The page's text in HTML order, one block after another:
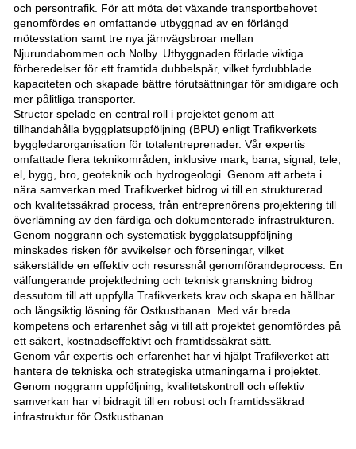
och persontrafik. För att möta det växande transportbehovet
genomfördes en omfattande utbyggnad av en förlängd
mötesstation samt tre nya järnvägsbroar mellan
Njurundabommen och Nolby. Utbyggnaden förlade viktiga
förberedelser för ett framtida dubbelspår, vilket fyrdubblade
kapaciteten och skapade bättre förutsättningar för smidigare och
mer pålitliga transporter.
Structor spelade en central roll i projektet genom att
tillhandahålla byggplatsuppföljning (BPU) enligt Trafikverkets
byggledarorganisation för totalentreprenader. Vår expertis
omfattade flera teknikområden, inklusive mark, bana, signal, tele,
el, bygg, bro, geoteknik och hydrogeologi. Genom att arbeta i
nära samverkan med Trafikverket bidrog vi till en strukturerad
och kvalitetssäkrad process, från entreprenörens projektering till
överlämning av den färdiga och dokumenterade infrastrukturen.
Genom noggrann och systematisk byggplatsuppföljning
minskades risken för avvikelser och förseningar, vilket
säkerställde en effektiv och resurssnål genomförandeprocess. En
välfungerande projektledning och teknisk granskning bidrog
dessutom till att uppfylla Trafikverkets krav och skapa en hållbar
och långsiktig lösning för Ostkustbanan. Med vår breda
kompetens och erfarenhet såg vi till att projektet genomfördes på
ett säkert, kostnadseffektivt och framtidssäkrat sätt.
Genom vår expertis och erfarenhet har vi hjälpt Trafikverket att
hantera de tekniska och strategiska utmaningarna i projektet.
Genom noggrann uppföljning, kvalitetskontroll och effektiv
samverkan har vi bidragit till en robust och framtidssäkrad
infrastruktur för Ostkustbanan.